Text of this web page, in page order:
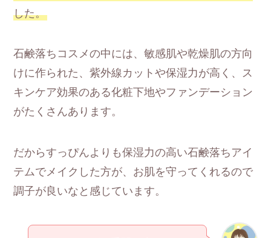
した。
石鹸落ちコスメの中には、敏感肌や乾燥肌の方向
けに作られた、紫外線カットや保湿力が高く、ス
キンケア効果のある化粧下地やファンデーション
がたくさんあります。
だからすっぴんよりも保湿力の高い石鹸落ちアイ
テムでメイクした方が、お肌を守ってくれるので
調子が良いなと感じています。